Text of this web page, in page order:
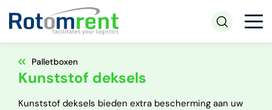
Palletboxen
Kunststof deksels
Kunststof deksels bieden extra bescherming aan uw